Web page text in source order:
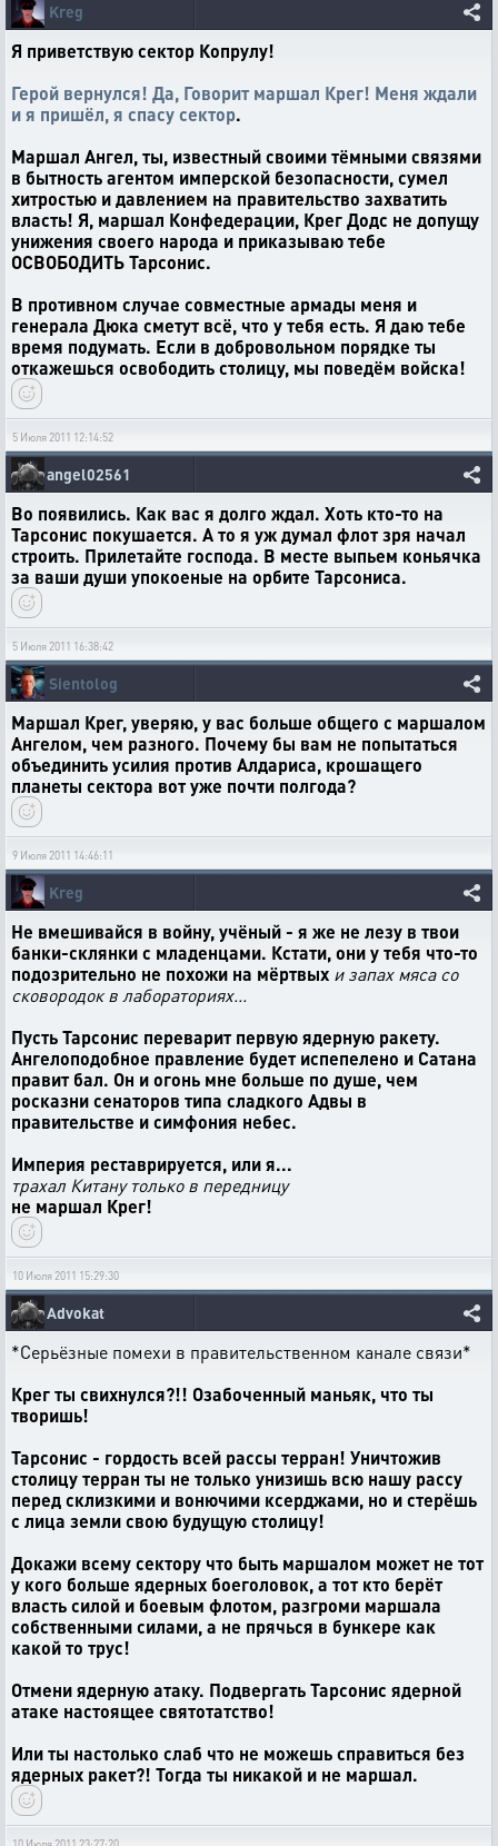
Kreg
Я приветствую сектор Копрулу!
Герой вернулся! Да, Говорит маршал Крег! Меня ждали
и я пришёл, я спасу сектор.
Маршал Ангел, ты, известный своими тёмными связями
в бытность агентом имперской безопасности, сумел
хитростью и давлением на правительство захватить
власть! Я, маршал Конфедерации, Крег Додс не допущу
унижения своего народа и приказываю тебе
ОСВОБОДИТЬ Тарсонис.
В противном случае совместные армады меня и
генерала Дюка сметут всё, что у тебя есть. Я даю тебе
время подумать. Если в добровольном порядке ты
откажешься освободить столицу, мы поведём войска!
5 Июля 2011 12:14:52
angel02561
Во появились. Как вас я долго ждал. Хоть кто-то на
Тарсонис покушается. А то я уж думал флот зря начал
строить. Прилетайте господа. В месте выпьем коньячка
за ваши души упокоеные на орбите Тарсониса.
5 Июля 2011 16:38:42
Sientolog
Маршал Крег, уверяю, у вас больше общего с маршалом
Ангелом, чем разного. Почему бы вам не попытаться
объединить усилия против Алдариса, крошащего
планеты сектора вот уже почти полгода?
9 Июля 2011 14:46:11
Kreg
Не вмешивайся в войну, учёный - я же не лезу в твои
банки-склянки с младенцами. Кстати, они у тебя что-то
подозрительно не похожи на мёртвых и запах мяса со
сковородок в лабораториях...
Пусть Тарсонис переварит первую ядерную ракету.
Ангелоподобное правление будет испепелено и Сатана
правит бал. Он и огонь мне больше по душе, чем
росказни сенаторов типа сладкого Адвы в
правительстве и симфония небес.
Империя реставрируется, или я...
трахал Китану только в передницу
не маршал Крег!
10 Июля 2011 15:29:30
Advokat
*Серьёзные помехи в правительственном канале связи*
Крег ты свихнулся?!! Озабоченный маньяк, что ты
творишь!
Тарсонис - гордость всей рассы терран! Уничтожив
столицу терран ты не только унизишь всю нашу рассу
перед склизкими и вонючими ксерджами, но и стерёшь
с лица земли свою будущую столицу!
Докажи всему сектору что быть маршалом может не тот
у кого больше ядерных боеголовок, а тот кто берёт
власть силой и боевым флотом, разгроми маршала
собственными силами, а не прячься в бункере как
какой то трус!
Отмени ядерную атаку. Подвергать Тарсонис ядерной
атаке настоящее святотатство!
Или ты настолько слаб что не можешь справиться без
ядерных ракет?! Тогда ты никакой и не маршал.